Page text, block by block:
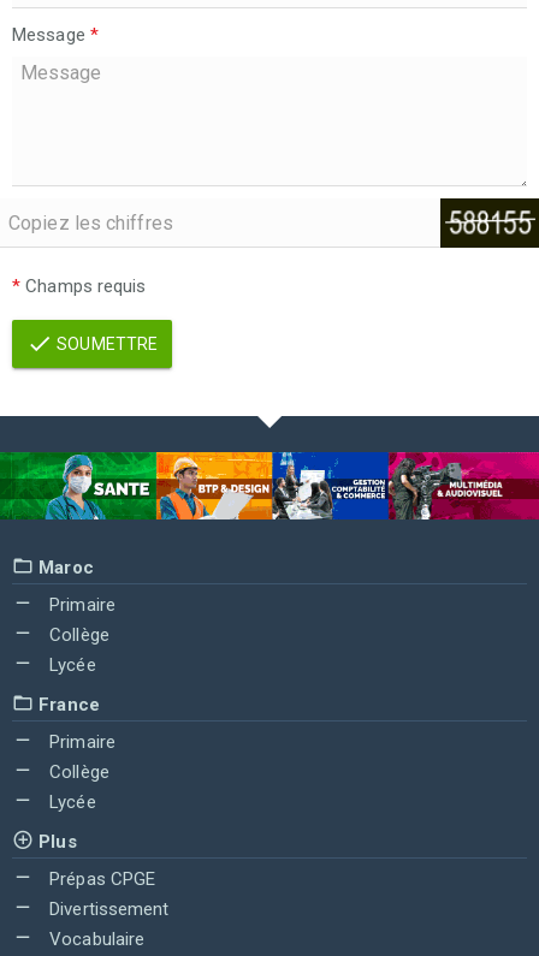
Message *
* Champs requis
SOUMETTRE
Maroc
Primaire
Collège
Lycée
France
Primaire
Collège
Lycée
Plus
Prépas CPGE
Divertissement
Vocabulaire